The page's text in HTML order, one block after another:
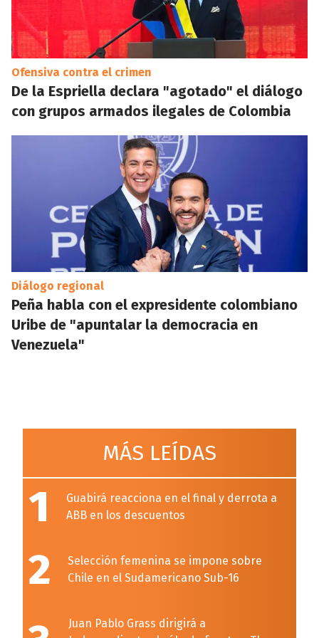
Ofensiva contra el crimen
De la Espriella declara "agotado" el diálogo
con grupos armados ilegales de Colombia
Diálogo regional
Peña habla con el expresidente colombiano
Uribe de "apuntalar la democracia en
Venezuela"
MÁS LEÍDAS
1
Guabirá reacciona en el final y derrota a
ABB en los descuentos
2
Selección femenina se impone sobre
Chile en el Sudamericano Sub-16
Juan Pablo Grass dirigirá a